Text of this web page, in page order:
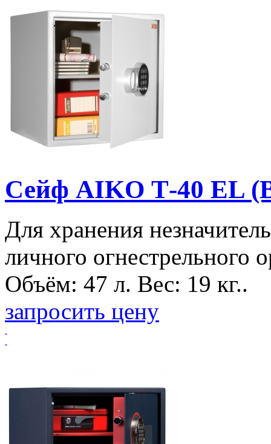
Сейф AIKO Т-40 EL
Для хранения
личного огнестрельного
Объём: 47 л. Вес: 19 кг..
запросить цену